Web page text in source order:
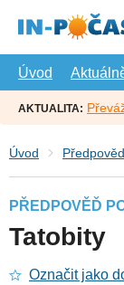
hlavní
Úvod
AKTUALITA:
Úvod
PŘEDPOVĚĎ
Tatobity
Označit jako